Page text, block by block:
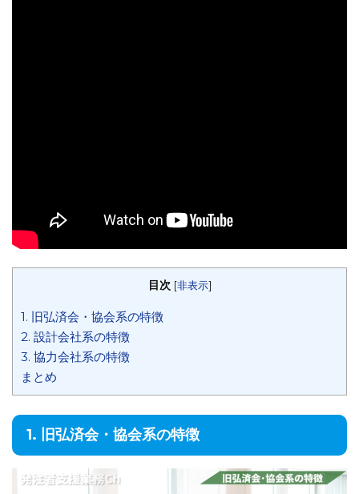
目次 [非表示]
1. 旧弘済会・協会系の特徴
2. 設計会社系の特徴
3. 協力会社系の特徴
まとめ
1. 旧弘済会・協会系の特徴